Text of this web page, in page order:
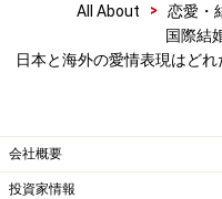
いやる気持ちを表現し
将来のことを真剣に考
で、同じステージの上
は、ステージの上でお
いた、というんでしょ
All About > 恋愛・
国際結
日本と海外の愛情表現はど
会社概要
投資家情報